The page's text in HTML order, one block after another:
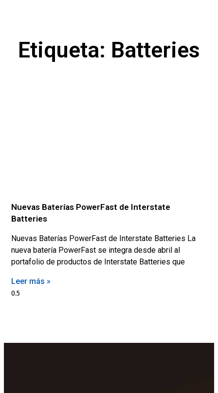
Etiqueta: Batteries
Nuevas Baterías PowerFast de Interstate
Batteries
Nuevas Baterías PowerFast de Interstate Batteries La
nueva batería PowerFast se integra desde abril al
portafolio de productos de Interstate Batteries que
Leer más »